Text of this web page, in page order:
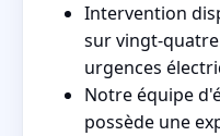
Intervention
sur vingt-
urgences
Notre équipe
possède une